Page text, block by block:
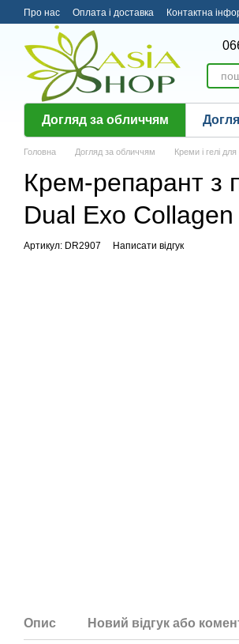
Перейти до основного контенту
Про нас Оплата і доставка Контактна
Догляд за обличчям
Головна Догляд за обличчям Креми і гелі
Крем-репарант з
Dual Exo
Артикул: DR2907 Написати відгук
Опис Новий відгук або